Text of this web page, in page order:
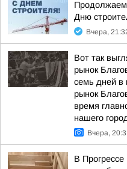
Продолжаем
Дню
Вчера,
Вот так
рынок
семь дней в
рынок
время
нашего
Вчера,
В